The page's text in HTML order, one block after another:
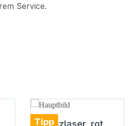
Service.
Tipp